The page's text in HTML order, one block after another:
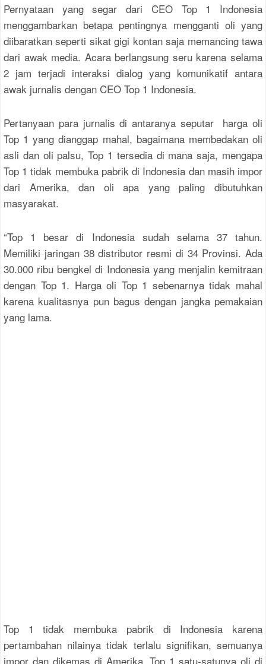
Pernyataan yang segar dari CEO Top 1 Indonesia
menggambarkan betapa pentingnya mengganti oli yang
diibaratkan seperti sikat gigi kontan saja memancing tawa
dari awak media. Acara berlangsung seru karena selama
2 jam terjadi interaksi dialog yang komunikatif antara
awak jurnalis dengan CEO Top 1 Indonesia.
Pertanyaan para jurnalis di antaranya seputar harga oli
Top 1 yang dianggap mahal, bagaimana membedakan oli
asli dan oli palsu, Top 1 tersedia di mana saja, mengapa
Top 1 tidak membuka pabrik di Indonesia dan masih impor
dari Amerika, dan oli apa yang paling dibutuhkan
masyarakat.
“Top 1 besar di Indonesia sudah selama 37 tahun.
Memiliki jaringan 38 distributor resmi di 34 Provinsi. Ada
30.000 ribu bengkel di Indonesia yang menjalin kemitraan
dengan Top 1. Harga oli Top 1 sebenarnya tidak mahal
karena kualitasnya pun bagus dengan jangka pemakaian
yang lama.
Top 1 tidak membuka pabrik di Indonesia karena
pertambahan nilainya tidak terlalu signifikan, semuanya
impor dan dikemas di Amerika. Top 1 satu-satunya oli di